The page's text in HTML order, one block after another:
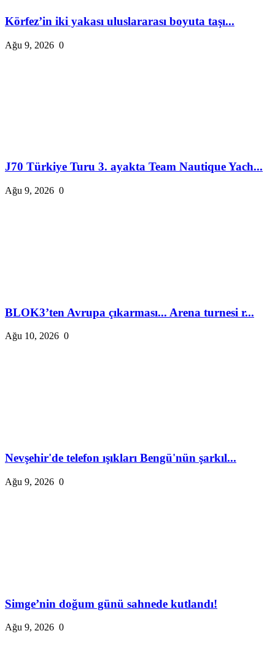
Körfez’in iki yakası uluslararası boyuta taşı...
Ağu 9, 2026 0
J70 Türkiye Turu 3. ayakta Team Nautique Yach...
Ağu 9, 2026 0
BLOK3’ten Avrupa çıkarması... Arena turnesi r...
Ağu 10, 2026 0
Nevşehir'de telefon ışıkları Bengü'nün şarkıl...
Ağu 9, 2026 0
Simge’nin doğum günü sahnede kutlandı!
Ağu 9, 2026 0